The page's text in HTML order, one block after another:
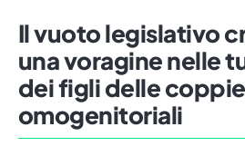
Il vuoto legislativo
una voragine nelle
dei figli delle coppie
omogenitoriali